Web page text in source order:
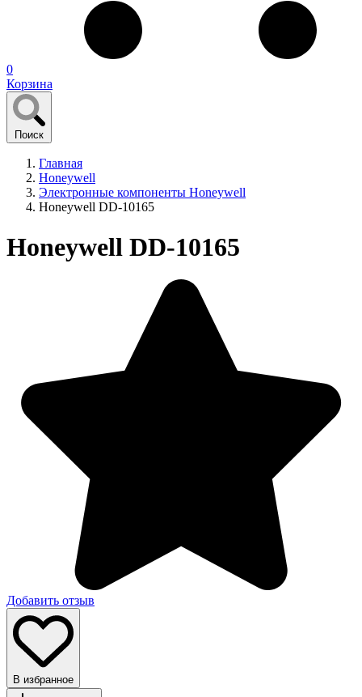
0
Корзина
Поиск
Главная
Honeywell
Электронные компоненты Honeywell
Honeywell DD-10165
Honeywell DD-10165
Добавить отзыв
В избранное